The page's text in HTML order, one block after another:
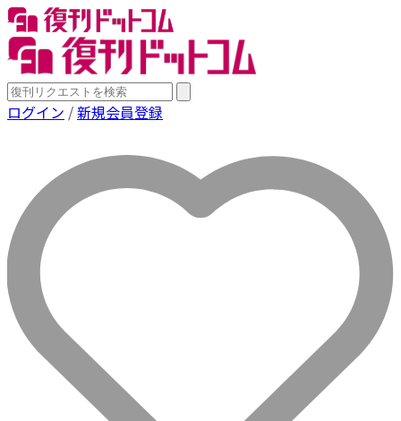
ログイン /新規会員登録